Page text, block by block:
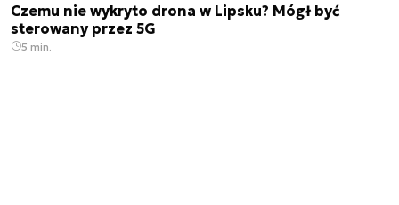
Czemu nie wykryto drona w Lipsku? Mógł być
sterowany przez 5G
5 min.